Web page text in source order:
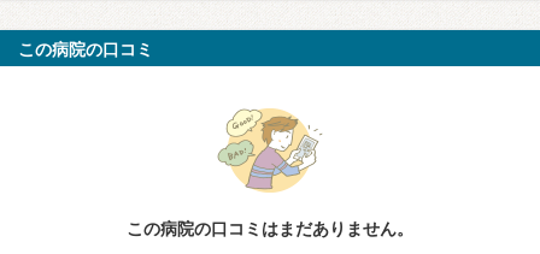
この病院の口コミ
この病院の口コミはまだありません。